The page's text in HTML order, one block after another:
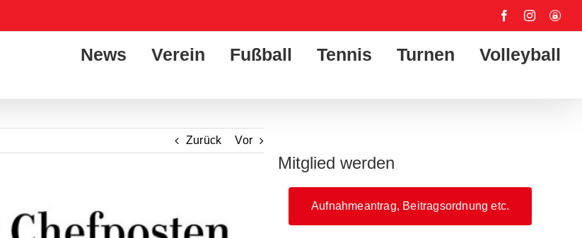
FacebookInstagram
User-
News Verein Fußball Tennis Turnen Volleyball
Zurück Vor
Mitglied werden
Aufnahmeantrag, Beitragsordnung etc.